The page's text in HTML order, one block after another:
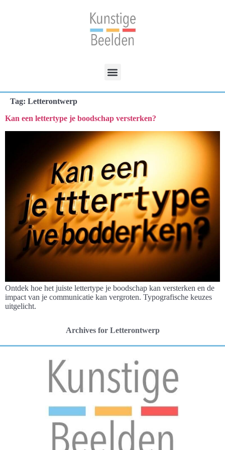
Tag: Letterontwerp
Kan een lettertype je boodschap versterken?
Ontdek hoe het juiste lettertype je boodschap kan versterken en de
impact van je communicatie kan vergroten. Typografische keuzes
uitgelicht.
Archives for Letterontwerp